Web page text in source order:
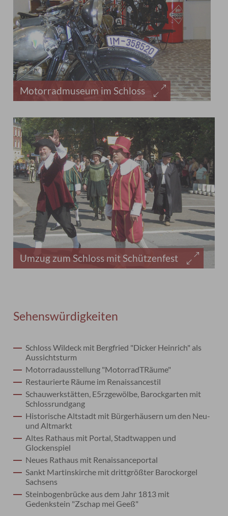
Motorradmuseum im Schloss
Umzug zum Schloss mit Schützenfest
Sehenswürdigkeiten
Schloss Wildeck mit Bergfried "Dicker Heinrich" als
Aussichtsturm
Motorradausstellung "MotorradTRäume"
Restaurierte Räume im Renaissancestil
Schauwerkstätten, E5rzgewölbe, Barockgarten mit
Schlossrundgang
Historische Altstadt mit Bürgerhäusern um den Neu-
und Altmarkt
Altes Rathaus mit Portal, Stadtwappen und
Glockenspiel
Neues Rathaus mit Renaissanceportal
Sankt Martinskirche mit drittgrößter Barockorgel
Sachsens
Steinbogenbrücke aus dem Jahr 1813 mit
Gedenkstein "Zschap mei Geeß"